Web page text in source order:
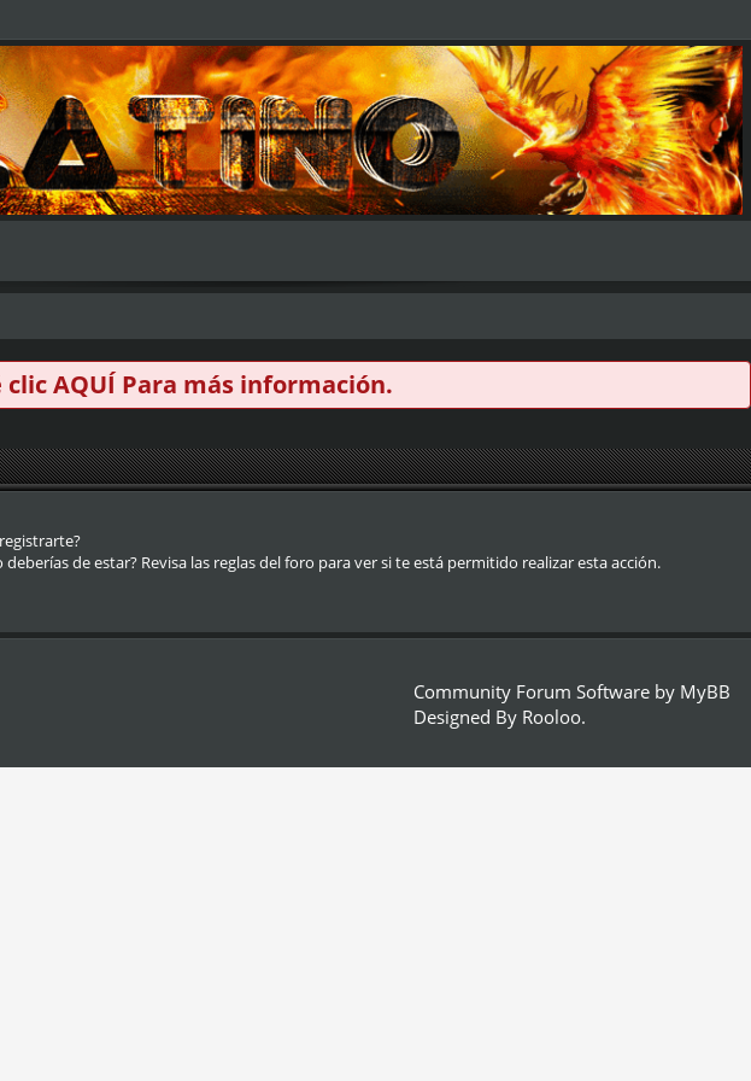
clicAQUÍ Para más información.
de estar? Revisa las reglas del foro para ver si te está permitido realizar esta acción.
Community Forum Software by MyBB
Designed By Rooloo.